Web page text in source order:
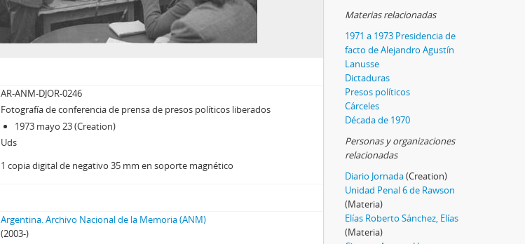
AR-ANM-DJOR-0246
Fotografía de conferencia de prensa de presos políticos liberados
1973 mayo 23 (Creation)
Uds
1 copia digital de negativo 35 mm en soporte magnético
Argentina. Archivo Nacional de la Memoria (ANM)
(2003-)
Materias relacionadas
1971 a 1973 Presidencia de
facto de Alejandro Agustín
Lanusse
Dictaduras
Presos políticos
Cárceles
Década de 1970
Personas y organizaciones
relacionadas
Diario Jornada(Creation)
Unidad Penal 6 de Rawson
(Materia)
Elías Roberto Sánchez, Elías
(Materia)